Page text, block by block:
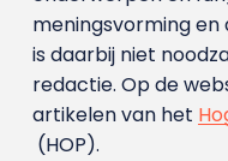
meningsvorming en
is daarbij niet
redactie. Op de
artikelen van het
(HOP).